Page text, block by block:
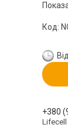
Код:
+380
Lifecell